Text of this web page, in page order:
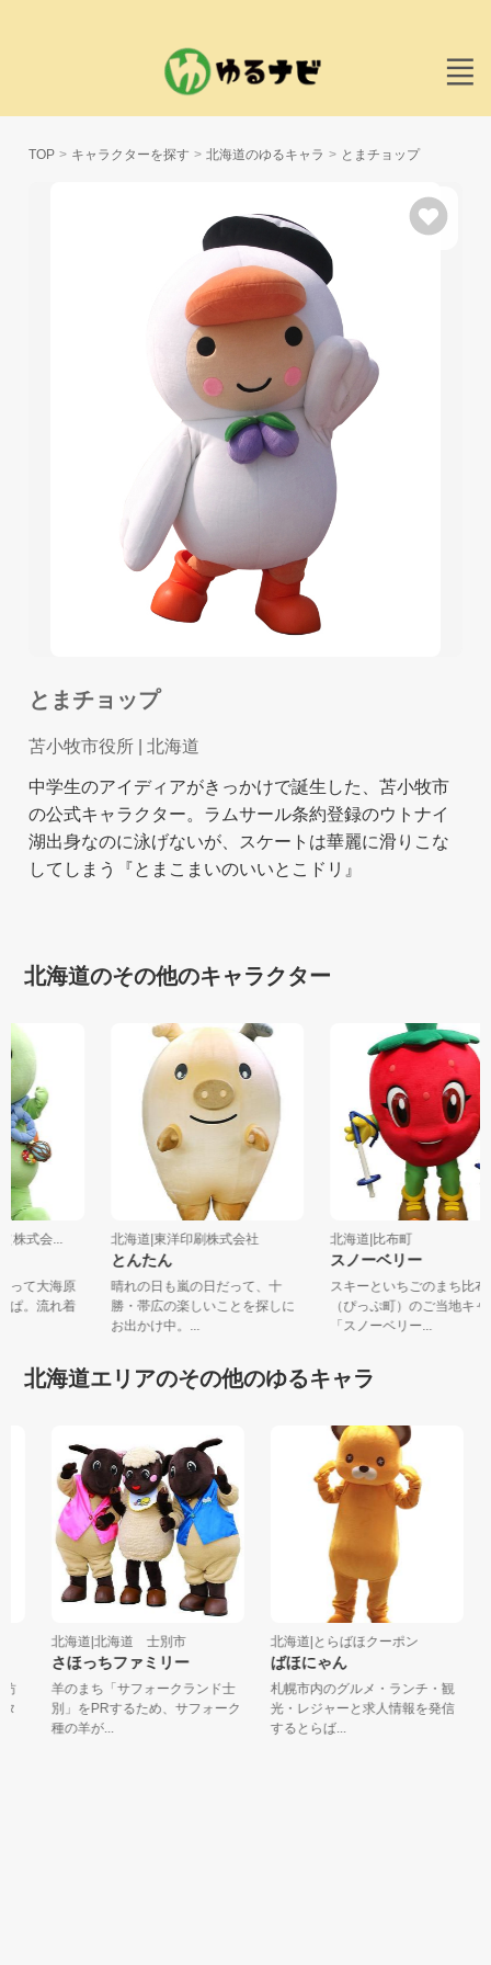
TOP キャラクターを探す 北海道のゆるキャラ とまチョップ
とまチョップ
苫小牧市役所 | 北海道
中学生のアイディアがきっかけで誕生した、苫小牧市
の公式キャラクター。ラムサール条約登録のウトナイ
湖出身なのに泳げないが、スケートは華麗に滑りこな
してしまう『とまこまいのいいとこドリ』
北海道のその他のキャラクター
（株式会...
って大海原
ぱ。流れ着
北海道|東洋印刷株式会社
とんたん
晴れの日も嵐の日だって、十
勝・帯広の楽しいことを探しに
お出かけ中。...
北海道|比布町
スノーベリー
スキーといちごのまち比
（ぴっぷ町）のご当地キ
「スノーベリー...
北海道エリアのその他のゆるキャラ
北海道|北海道 士別市
さほっちファミリー
羊のまち「サフォークランド士
別」をPRするため、サフォーク
種の羊が...
北海道|とらばほクーポン
ばほにゃん
札幌市内のグルメ・ランチ・観
光・レジャーと求人情報を発信
するとらば...